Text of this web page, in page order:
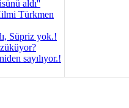
aldı''
Türkmen
Süpriz yok.!
sayılıyor.!